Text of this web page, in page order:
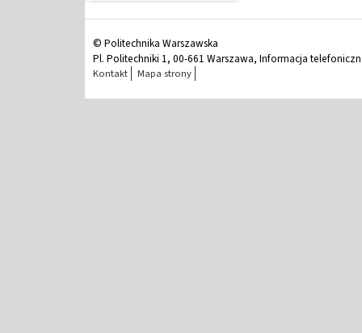
© Politechnika Warszawska
Pl. Politechniki 1, 00-661 Warszawa, Informacja
Kontakt Mapa strony